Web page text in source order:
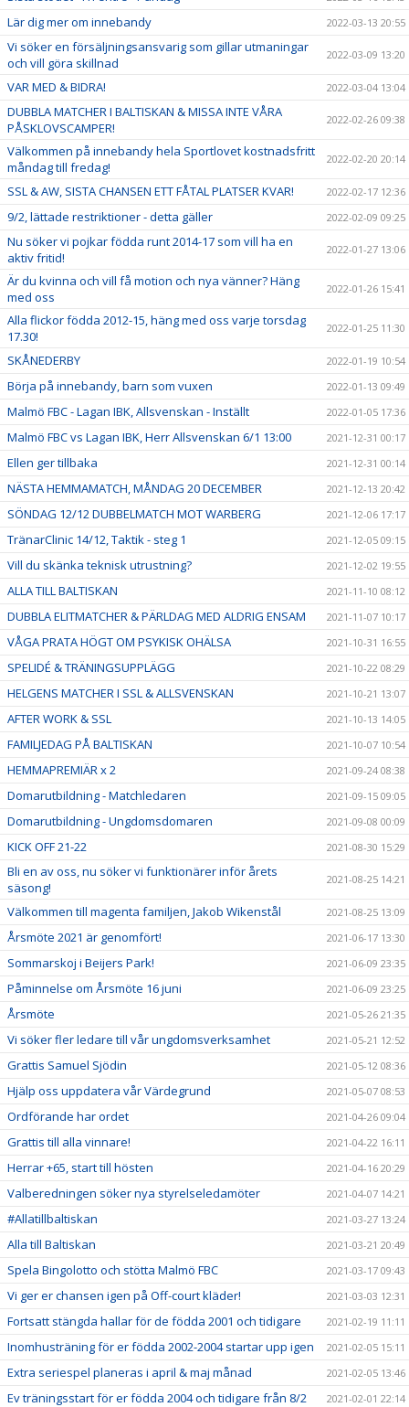
Lär dig mer om innebandy 2022-03-13 20:55
Vi söker en försäljningsansvarig som gillar utmaningar
och vill göra skillnad
2022-03-09 13:20
VAR MED & BIDRA! 2022-03-04 13:04
DUBBLA MATCHER I BALTISKAN & MISSA INTE VÅRA
PÅSKLOVSCAMPER!
2022-02-26 09:38
Välkommen på innebandy hela Sportlovet kostnadsfritt
måndag till fredag!
2022-02-20 20:14
SSL & AW, SISTA CHANSEN ETT FÅTAL PLATSER KVAR! 2022-02-17 12:36
9/2, lättade restriktioner - detta gäller 2022-02-09 09:25
Nu söker vi pojkar födda runt 2014-17 som vill ha en
aktiv fritid!
2022-01-27 13:06
Är du kvinna och vill få motion och nya vänner? Häng
med oss
2022-01-26 15:41
Alla flickor födda 2012-15, häng med oss varje torsdag
17.30!
2022-01-25 11:30
SKÅNEDERBY 2022-01-19 10:54
Börja på innebandy, barn som vuxen 2022-01-13 09:49
Malmö FBC - Lagan IBK, Allsvenskan - Inställt 2022-01-05 17:36
Malmö FBC vs Lagan IBK, Herr Allsvenskan 6/1 13:00 2021-12-31 00:17
Ellen ger tillbaka 2021-12-31 00:14
NÄSTA HEMMAMATCH, MÅNDAG 20 DECEMBER 2021-12-13 20:42
SÖNDAG 12/12 DUBBELMATCH MOT WARBERG 2021-12-06 17:17
TränarClinic 14/12, Taktik - steg 1 2021-12-05 09:15
Vill du skänka teknisk utrustning? 2021-12-02 19:55
ALLA TILL BALTISKAN 2021-11-10 08:12
DUBBLA ELITMATCHER & PÄRLDAG MED ALDRIG ENSAM 2021-11-07 10:17
VÅGA PRATA HÖGT OM PSYKISK OHÄLSA 2021-10-31 16:55
SPELIDÉ & TRÄNINGSUPPLÄGG 2021-10-22 08:29
HELGENS MATCHER I SSL & ALLSVENSKAN 2021-10-21 13:07
AFTER WORK & SSL 2021-10-13 14:05
FAMILJEDAG PÅ BALTISKAN 2021-10-07 10:54
HEMMAPREMIÄR x 2 2021-09-24 08:38
Domarutbildning - Matchledaren 2021-09-15 09:05
Domarutbildning - Ungdomsdomaren 2021-09-08 00:09
KICK OFF 21-22 2021-08-30 15:29
Bli en av oss, nu söker vi funktionärer inför årets
säsong!
2021-08-25 14:21
Välkommen till magenta familjen, Jakob Wikenstål 2021-08-25 13:09
Årsmöte 2021 är genomfört! 2021-06-17 13:30
Sommarskoj i Beijers Park! 2021-06-09 23:35
Påminnelse om Årsmöte 16 juni 2021-06-09 23:25
Årsmöte 2021-05-26 21:35
Vi söker fler ledare till vår ungdomsverksamhet 2021-05-21 12:52
Grattis Samuel Sjödin 2021-05-12 08:36
Hjälp oss uppdatera vår Värdegrund 2021-05-07 08:53
Ordförande har ordet 2021-04-26 09:04
Grattis till alla vinnare! 2021-04-22 16:11
Herrar +65, start till hösten 2021-04-16 20:29
Valberedningen söker nya styrelseledamöter 2021-04-07 14:21
#Allatillbaltiskan 2021-03-27 13:24
Alla till Baltiskan 2021-03-21 20:49
Spela Bingolotto och stötta Malmö FBC 2021-03-17 09:43
Vi ger er chansen igen på Off-court kläder! 2021-03-03 12:31
Fortsatt stängda hallar för de födda 2001 och tidigare 2021-02-19 11:11
Inomhusträning för er födda 2002-2004 startar upp igen 2021-02-05 15:11
Extra seriespel planeras i april & maj månad 2021-02-05 13:46
Ev träningsstart för er födda 2004 och tidigare från 8/2 2021-02-01 22:14